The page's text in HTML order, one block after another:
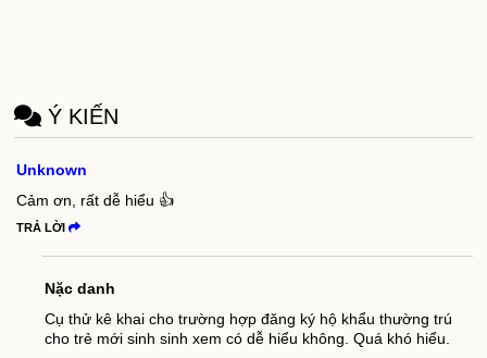
Ý KIẾN
Unknown
Cảm ơn, rất dễ hiểu 👍
TRẢ LỜI
Nặc danh
Cụ thử kê khai cho trường hợp đăng ký hộ khẩu thường trú
cho trẻ mới sinh sinh xem có dễ hiểu không. Quá khó hiểu.